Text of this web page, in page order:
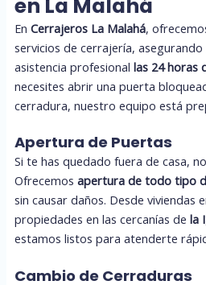
en La Malahá
En Cerrajeros La Malahá,
servicios de cerrajería,
asistencia profesional las 24 horas
necesites abrir una puerta
cerradura, nuestro equipo está
Apertura de Puertas
Si te has quedado fuera de casa,
Ofrecemos apertura de todo tipo
sin causar daños. Desde viviendas
propiedades en las cercanías de la
estamos listos para atenderte
Cambio de Cerraduras